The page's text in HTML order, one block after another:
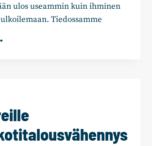
ulos useammin kuin ihminen
Tiedossamme